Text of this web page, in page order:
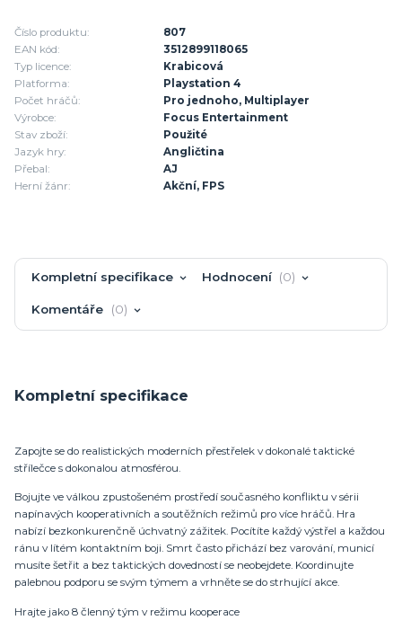
Číslo produktu:
807
EAN kód:
3512899118065
Typ licence:
Krabicová
Platforma:
Playstation 4
Počet hráčů:
Pro jednoho, Multiplayer
Výrobce:
Focus Entertainment
Stav zboží:
Použité
Jazyk hry:
Angličtina
Přebal:
AJ
Herní žánr:
Akční, FPS
Kompletní specifikace Hodnocení 0
Komentáře 0
Kompletní specifikace
Zapojte se do realistických moderních přestřelek v dokonalé taktické
střílečce s dokonalou atmosférou.
Bojujte ve válkou zpustošeném prostředí současného konfliktu v sérii
napínavých kooperativních a soutěžních režimů pro více hráčů. Hra
nabízí bezkonkurenčně úchvatný zážitek. Pocítíte každý výstřel a každou
ránu v lítém kontaktním boji. Smrt často přichází bez varování, municí
musíte šetřit a bez taktických dovedností se neobejdete. Koordinujte
palebnou podporu se svým týmem a vrhněte se do strhující akce.
Hrajte jako 8 členný tým v režimu kooperace